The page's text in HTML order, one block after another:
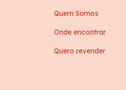
Quem Somos
Onde encontrar
Quero revender